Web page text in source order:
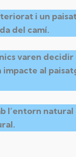
i un
del camí.
varen
al
l’entorn